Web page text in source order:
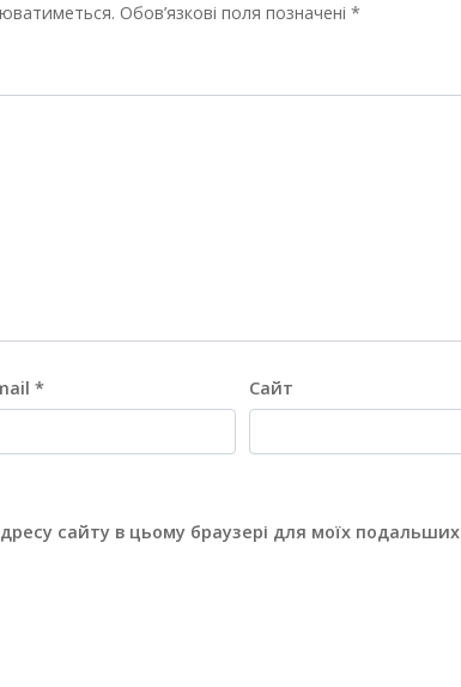
Обов’язкові поля позначені *
* Сайт
сайту в цьому браузері для моїх подальших